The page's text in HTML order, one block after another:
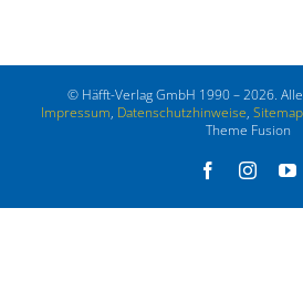
© Häfft-Verlag GmbH 1990 – 2026.
Impressum, Datenschutzhinweise, Sitemap
Theme Fusion
Facebook